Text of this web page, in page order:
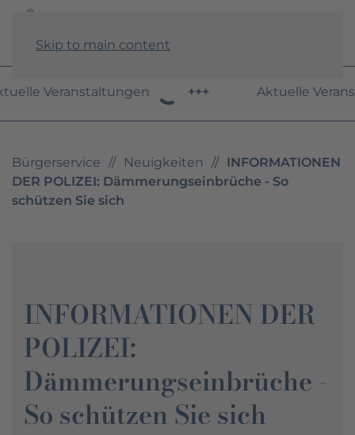
Skip to main content
Veranstaltungen +++ Aktuelle
Bürgerservice Neuigkeiten
INFORMATIONEN
DER POLIZEI: Dämmerungseinbrüche - So
schützen Sie sich
INFORMATIONEN DER
POLIZEI:
Dämmerungseinbrüche -
So schützen Sie sich